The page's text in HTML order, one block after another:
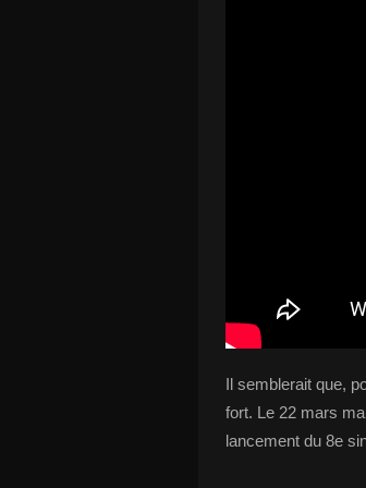
Il semblerait que,
fort. Le 22 mars
lancement du 8e